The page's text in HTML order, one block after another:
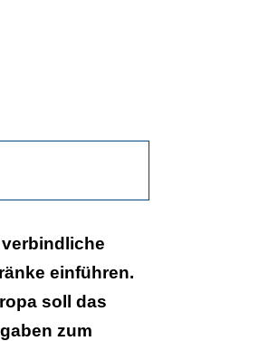
einführen.
soll das
zum